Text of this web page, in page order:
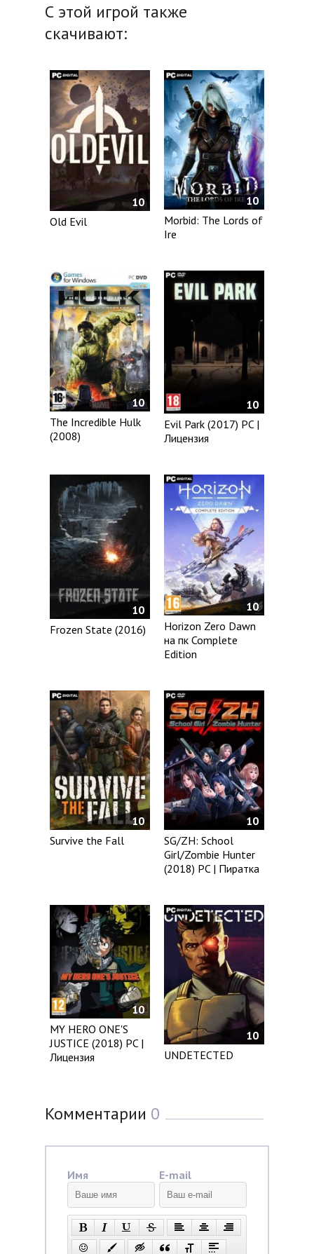
С этой игрой также
скачивают:
10
Old Evil
10
Morbid: The Lords of
Ire
10
The Incredible Hulk
(2008)
10
Evil Park (2017) PC |
Лицензия
10
Frozen State (2016)
10
Horizon Zero Dawn
на пк Complete
Edition
10
Survive the Fall
10
SG/ZH: School
Girl/Zombie Hunter
(2018) PC | Пиратка
10
MY HERO ONE'S
JUSTICE (2018) PC |
Лицензия
10
UNDETECTED
Комментарии 0
Имя E-mail